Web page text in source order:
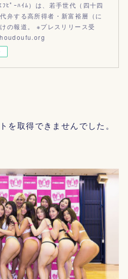
ﾋﾟｰﾊｲﾑ）は、若手世代（四十四
弁する高所得者・新富裕層（に
の報道。 ※プレスリリース受
を取得できませんでした。